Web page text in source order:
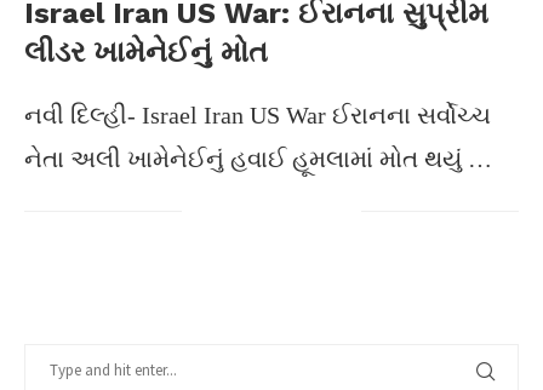
Israel Iran US War: ઈરાનના સુપ્રીમ
લીડર ખામેનેઈનું મોત
નવી દિલ્હી- Israel Iran US War ઈરાનના સર્વોચ્ચ
નેતા અલી ખામેનેઈનું હવાઈ હૂમલામાં મોત થયું …